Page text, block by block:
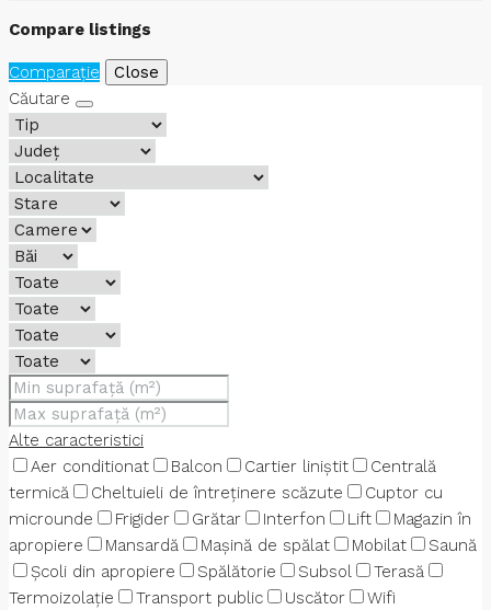
Compare listings
Comparaţie
Close
Căutare
Alte caracteristici
Aer conditionat
Balcon Cartier liniștit
Centrală
termică
Cheltuieli de întreținere scăzute
Cuptor cu
microunde
Frigider Grătar Interfon Lift
Magazin în
apropiere
Mansardă Mașină de spălat Mobilat
Saună
Școli din apropiere
Spălătorie Subsol
Terasă
Termoizolație
Transport public Uscător
Wifi